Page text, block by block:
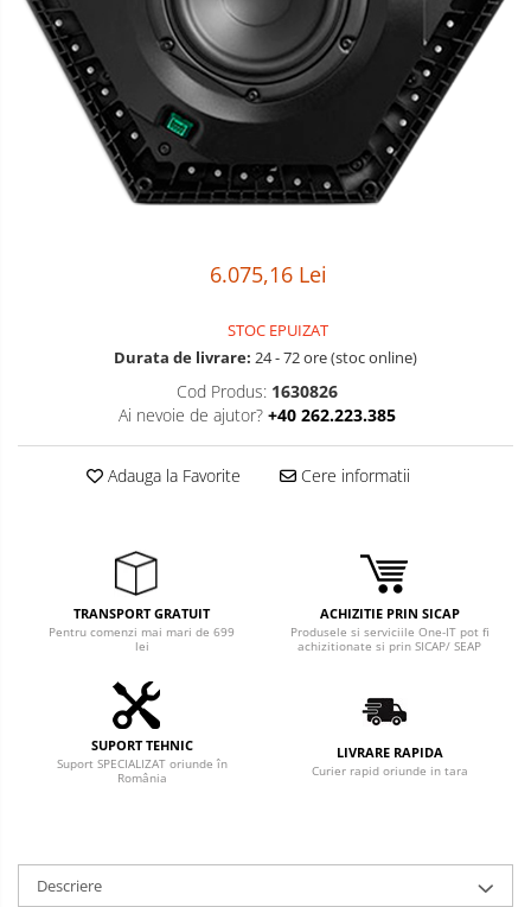
Smartphone IPhone
Boxe
Mouse
Mouse Pad
6.075,16 Lei
STOC EPUIZAT
Durata de livrare: 24 - 72 ore (stoc online)
Cod Produs: 1630826
Ai nevoie de ajutor? +40 262.223.385
Adauga la Favorite Cere informatii
TRANSPORT GRATUIT
Pentru comenzi mai mari de 699
lei
ACHIZITIE PRIN SICAP
Produsele si serviciile One-IT pot fi
achizitionate si prin SICAP/ SEAP
SUPORT TEHNIC
Suport SPECIALIZAT oriunde în
România
LIVRARE RAPIDA
Curier rapid oriunde in tara
Descriere